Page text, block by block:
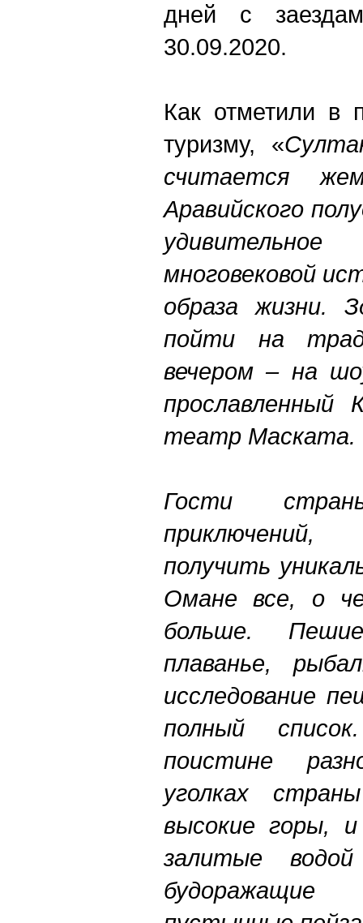
дней с
30.09.2020.
Как отметили в
туризму, «
считается
Аравийского
многовековой
образа жизни.
пойти на
вечером – на
прославленный
театр Маската.
Гости
получить
Омане все, о
больше. Пешие
плаванье,
исследование
полный
поистине
уголках
высокие горы,
залитые